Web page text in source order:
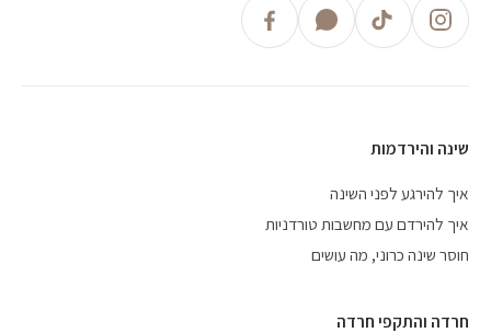
שינה והירדמות
איך להירגע לפני השינה
איך להירדם עם מחשבות טורדניות
חוסר שינה כרוני, מה עושים
חרדה והתקפי חרדה